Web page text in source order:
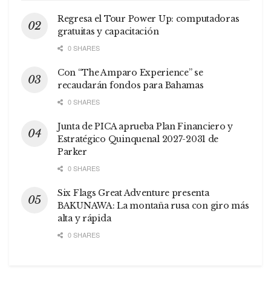
Regresa el Tour Power Up: computadoras
gratuitas y capacitación
0 SHARES
Con “The Amparo Experience” se
recaudarán fondos para Bahamas
0 SHARES
Junta de PICA aprueba Plan Financiero y
Estratégico Quinquenal 2027-2031 de
Parker
0 SHARES
Six Flags Great Adventure presenta
BAKUNAWA: La montaña rusa con giro más
alta y rápida
0 SHARES